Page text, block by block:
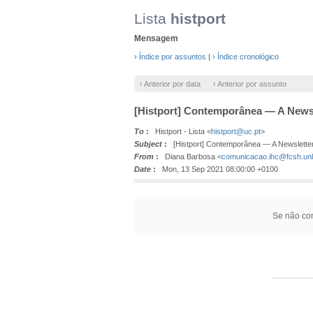
Lista histport
Mensagem
› Índice por assuntos | › Índice cronológico
‹ Anterior por data ‹ Anterior por assunto
[Histport] Contemporânea — A
To : Histport - Lista <histport@uc.pt>
Subject : [Histport] Contemporânea — A
From : Diana Barbosa <
Date : Mon, 13 Sep 2021 08:00:00 +0100
Se não